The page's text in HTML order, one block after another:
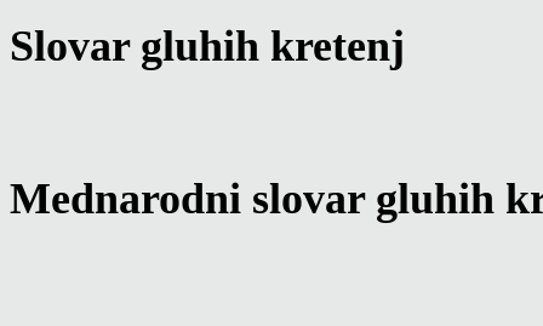
Slovar gluhih kretenj
Mednarodni slovar gluhih